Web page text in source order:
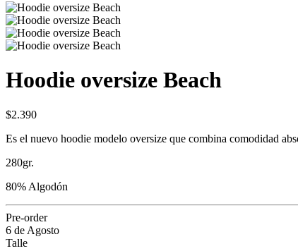
Hoodie oversize Beach
$2.390
Es el nuevo hoodie modelo oversize que combina comodidad
280gr.
80% Algodón
Pre-order
6 de Agosto
Talle